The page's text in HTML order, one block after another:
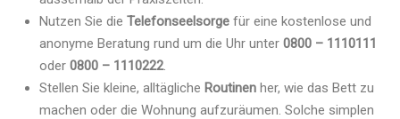
Nutzen Sie die Telefonseelsorge für eine kostenlose und
anonyme Beratung rund um die Uhr unter 0800 – 1110111
oder 0800 – 1110222.
Stellen Sie kleine, alltägliche Routinen her, wie das Bett zu
machen oder die Wohnung aufzuräumen. Solche simplen